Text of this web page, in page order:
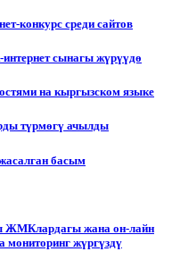
конкурс среди сайтов
сынагы жүрүүдө
на кыргызском языке
түрмөгү ачылды
басым
ЖМКлардагы жана он-лайн
мониторинг жүргүздү